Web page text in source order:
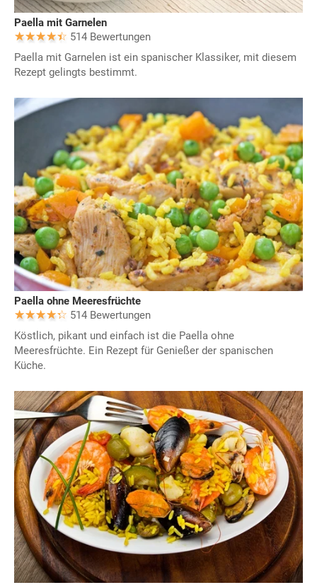
Paella mit Garnelen
514 Bewertungen
Paella mit Garnelen ist ein spanischer Klassiker, mit diesem
Rezept gelingts bestimmt.
Paella ohne Meeresfrüchte
514 Bewertungen
Köstlich, pikant und einfach ist die Paella ohne
Meeresfrüchte. Ein Rezept für Genießer der spanischen
Küche.